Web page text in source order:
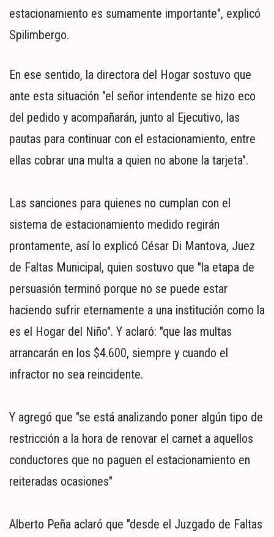
estacionamiento es sumamente importante", explicó
Spilimbergo.
En ese sentido, la directora del Hogar sostuvo que
ante esta situación "el señor intendente se hizo eco
del pedido y acompañarán, junto al Ejecutivo, las
pautas para continuar con el estacionamiento, entre
ellas cobrar una multa a quien no abone la tarjeta".
Las sanciones para quienes no cumplan con el
sistema de estacionamiento medido regirán
prontamente, así lo explicó César Di Mantova, Juez
de Faltas Municipal, quien sostuvo que "la etapa de
persuasión terminó porque no se puede estar
haciendo sufrir eternamente a una institución como la
es el Hogar del Niño". Y aclaró: "que las multas
arrancarán en los $4.600, siempre y cuando el
infractor no sea reincidente.
Y agregó que "se está analizando poner algún tipo de
restricción a la hora de renovar el carnet a aquellos
conductores que no paguen el estacionamiento en
reiteradas ocasiones"
Alberto Peña aclaró que "desde el Juzgado de Faltas